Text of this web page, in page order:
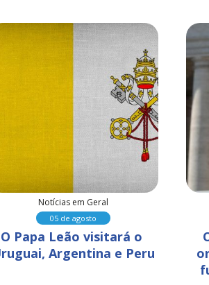
Notícias em Geral
05 de agosto
O Papa Leão visitará o
Argentina e Peru